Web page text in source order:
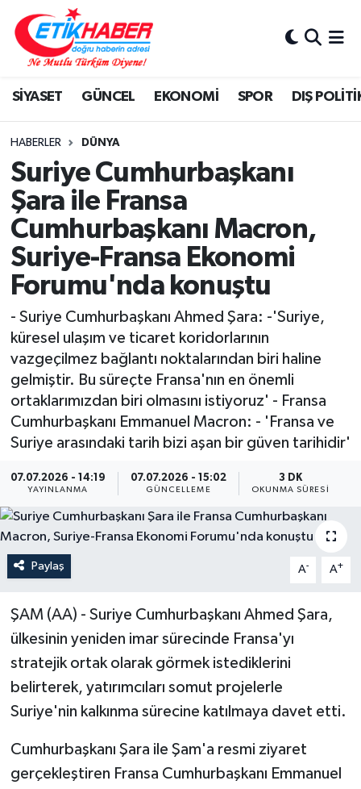
SİYASET GÜNCEL EKONOMİ SPOR DIŞ
HABERLER DÜNYA
Suriye Cumhurbaşkanı
Şara ile Fransa
Cumhurbaşkanı Macron,
Suriye-Fransa Ekonomi
Forumu'nda konuştu
- Suriye Cumhurbaşkanı Ahmed Şara: -'Suriye,
küresel ulaşım ve ticaret koridorlarının
vazgeçilmez bağlantı noktalarından biri haline
gelmiştir. Bu süreçte Fransa'nın en önemli
ortaklarımızdan biri olmasını istiyoruz' - Fransa
Cumhurbaşkanı Emmanuel Macron: - 'Fransa ve
Suriye arasındaki tarih bizi aşan bir güven tarihidir'
07.07.2026 - 14:19
YAYINLANMA
07.07.2026 - 15:02
GÜNCELLEME
3 DK
OKUNMA SÜRESI
Paylaş A- A+
ŞAM (AA) - Suriye Cumhurbaşkanı Ahmed Şara,
ülkesinin yeniden imar sürecinde Fransa'yı
stratejik ortak olarak görmek istediklerini
belirterek, yatırımcıları somut projelerle
Suriye'nin kalkınma sürecine katılmaya davet etti.
Cumhurbaşkanı Şara ile Şam'a resmi ziyaret
gerçekleştiren Fransa Cumhurbaşkanı Emmanuel
BİLİM-TEKNOLOJİ
DIŞ POLİTİKA
DÜNYA
EĞİTİM GENÇLİK
EKONOMİ
KÖŞE YAZILARI
KÜLTÜR-SANAT-MAGAZİN
MEDYA
ÖZEL HABER
RÖPORTAJLAR
SAĞLIK
SİYASET
GÜNCEL
YAŞAM
Yerel
Nöbetçi Eczaneler
Hava Durumu
İstanbul Namaz Vakitleri
Trafik Durumu
Süper Lig Puan Durumu ve Fikstür
Tüm Manşetler
Son Dakika Haberleri
Haber Arşivi